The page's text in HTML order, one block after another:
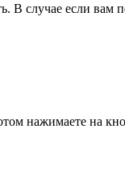
случае если вам
нажимаете на